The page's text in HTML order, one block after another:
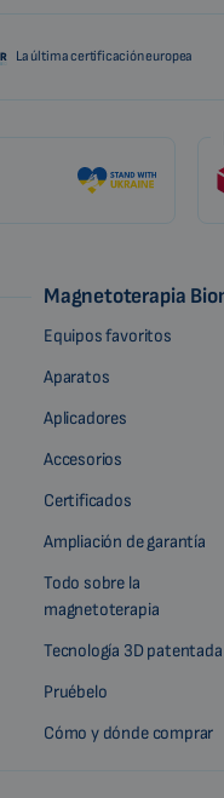
La última certificación europea
Magnetoterapia
Equipos favoritos
Aparatos
Aplicadores
Accesorios
Certificados
Ampliación de garantía
Todo sobre la
magnetoterapia
Tecnología 3D patentada
Pruébelo
Cómo y dónde comprar